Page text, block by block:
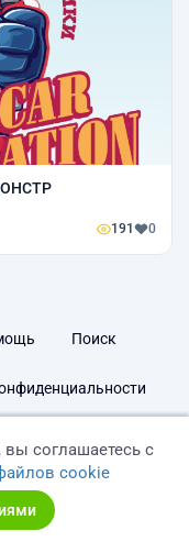
191 0
Поиск
соглашаетесь с
cookie